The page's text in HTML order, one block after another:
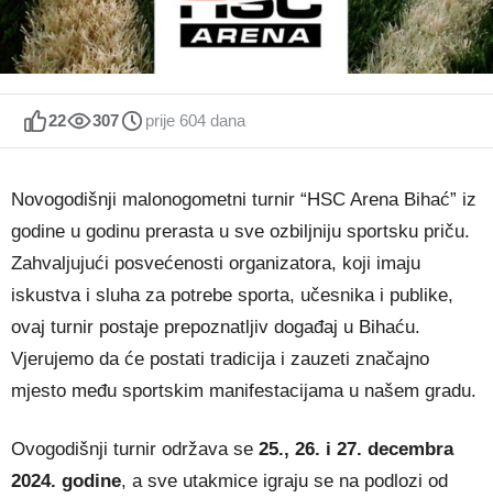
22 307 prije 604 dana
Novogodišnji malonogometni turnir “HSC Arena Bihać” iz
godine u godinu prerasta u sve ozbiljniju sportsku priču.
Zahvaljujući posvećenosti organizatora, koji imaju
iskustva i sluha za potrebe sporta, učesnika i publike,
ovaj turnir postaje prepoznatljiv događaj u Bihaću.
Vjerujemo da će postati tradicija i zauzeti značajno
mjesto među sportskim manifestacijama u našem gradu.
Ovogodišnji turnir održava se 25., 26. i 27. decembra
2024. godine, a sve utakmice igraju se na podlozi od